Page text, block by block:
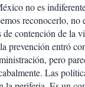
no es
reconocerlo, no
de contención de la
prevención entró
pero
Las